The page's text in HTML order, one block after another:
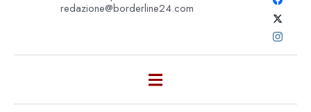
redazione@borderline24.com